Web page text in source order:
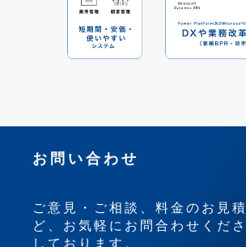
お問い合わせ
ご意見・ご相談、料金のお見
ど、お気軽にお問合わせくだ
しております。